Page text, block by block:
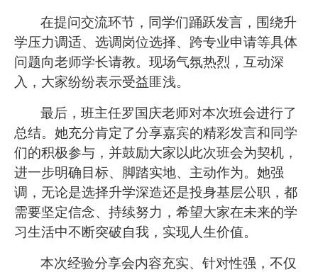
在提问交流环节，同学们踊跃发言，围绕升
学压力调适、选调岗位选择、跨专业申请等具体
问题向老师学长请教。现场气氛热烈，互动深
入，大家纷纷表示受益匪浅。
最后，班主任罗国庆老师对本次班会进行了
总结。她充分肯定了分享嘉宾的精彩发言和同学
们的积极参与，并鼓励大家以此次班会为契机，
进一步明确目标、脚踏实地、主动作为。她强
调，无论是选择升学深造还是投身基层公职，都
需要坚定信念、持续努力，希望大家在未来的学
习生活中不断突破自我，实现人生价值。
本次经验分享会内容充实、针对性强，不仅